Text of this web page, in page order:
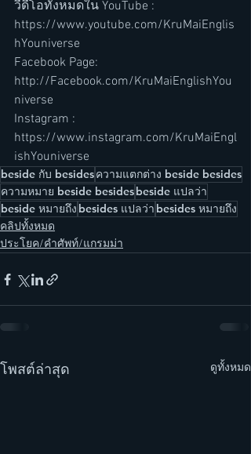
วีดีโอทั้งหมดใน YouTube :
https://www.youtube.com/KruMaiEnglis
hYouniverse
Facebook Page:
http://Facebook.com/KruMaiEnglishYou
niverse
Instagram :
https://www.instagram.com/KruMaiEngl
ishYouniverse
ิbeside กับ besidesความแตกต่าง beside besides
ความหมาย beside besidesิbeside แปลว่า
beside หมายถึง besides แปลว่า besides หมายถึง
คลิปทั้งหมด
ประโยค/คำศัพท์/แกรมม่า
โพสต์ล่าสุด ดูทั้งหมด